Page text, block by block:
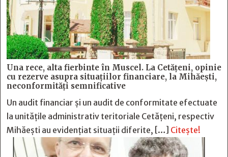
Una rece, alta fierbinte în Muscel. La Cetăţeni, opinie
cu rezerve asupra situaţiilor financiare, la Mihăeşti,
neconformităţi semnificative
Un audit financiar și un audit de conformitate efectuate
la unitățile administrativ teritoriale Cetățeni, respectiv
Mihăești au evidențiat situații diferite, […] Citește!